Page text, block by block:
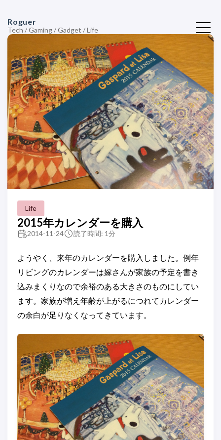
Roguer
Tech / Gaming / Gadget / Life
Life
2015年カレンダーを購入
2014-11-24 読了時間: 1分
ようやく、来年のカレンダーを購入しました。例年
リビングのカレンダーは嫁さんが家族の予定を書き
込みまくりなので余裕のある大きさのものにしてい
ます。家族が増え年齢が上がるにつれてカレンダー
の余白が足りなくなってきています。